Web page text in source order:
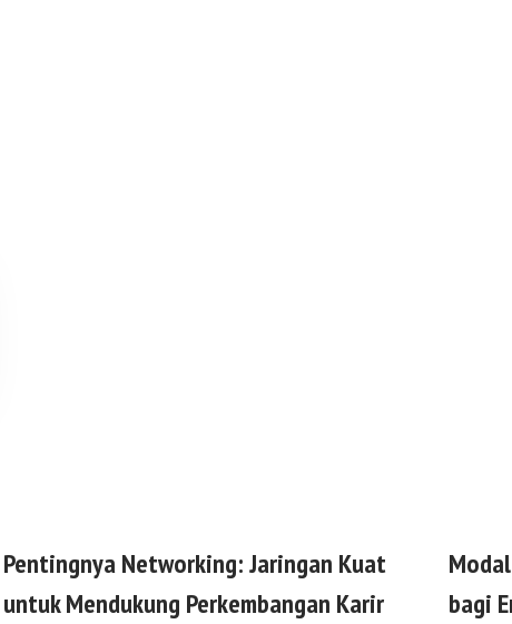
Pentingnya Networking: Jaringan Kuat
untuk Mendukung Perkembangan Karir
bagi